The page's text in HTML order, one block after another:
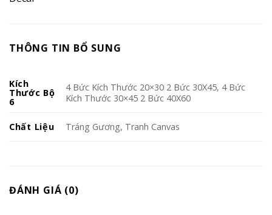
THÔNG TIN BỔ SUNG
Kích
Thước Bộ
6
4 Bức Kích Thước 20×30 2 Bức 30X45, 4 Bức
Kích Thước 30×45 2 Bức 40X60
Chất Liệu Tráng Gương, Tranh Canvas
ĐÁNH GIÁ (0)